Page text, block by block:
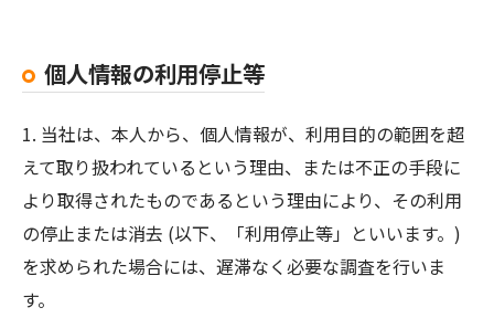
個人情報の利用停止等
1. 当社は、本人から、個人情報が、利用目的の範囲を超
えて取り扱われているという理由、または不正の手段に
より取得されたものであるという理由により、その利用
の停止または消去 (以下、「利用停止等」といいます。)
を求められた場合には、遅滞なく必要な調査を行いま
す。